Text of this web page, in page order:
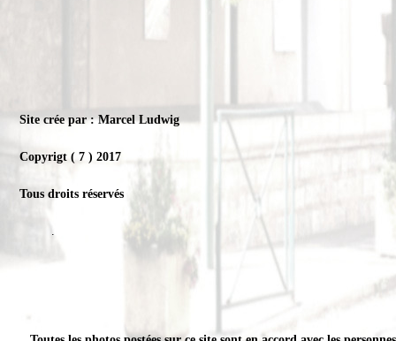
Site crée par : Marcel Ludwig
Copyrigt ( 7 ) 2017
Tous droits réservés